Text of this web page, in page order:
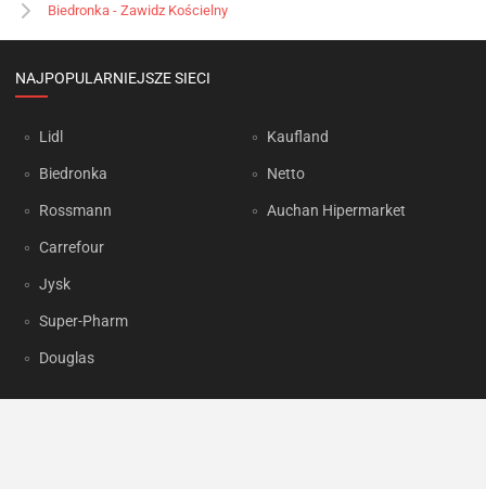
Biedronka - Zawidz Kościelny
NAJPOPULARNIEJSZE SIECI
Lidl
Biedronka
Rossmann
Carrefour
Jysk
Super-Pharm
Douglas
Kaufland
Netto
Auchan Hipermarket